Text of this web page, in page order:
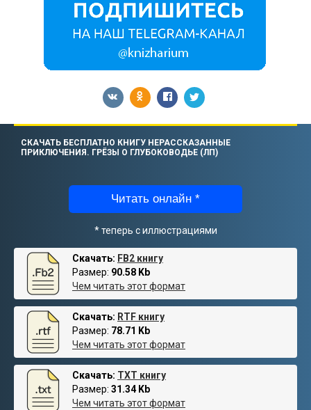
СКАЧАТЬ БЕСПЛАТНО КНИГУ НЕРАССКАЗАННЫЕ
ПРИКЛЮЧЕНИЯ. ГРЁЗЫ О ГЛУБОКОВОДЬЕ (ЛП)
Читать онлайн *
* теперь с иллюстрациями
Скачать: FB2 книгу
Размер: 90.58 Kb
Чем читать этот формат
Скачать: RTF книгу
Размер: 78.71 Kb
Чем читать этот формат
Скачать: TXT книгу
Размер: 31.34 Kb
Чем читать этот формат